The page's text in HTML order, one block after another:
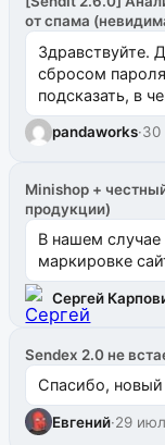
от спама
Здравствуйте.
сбросом
подсказать, в
одноименном
pandaworks·30
Minishop +
продукции)
В нашем
маркировке
Сергей
Sendex 2.0 не
Спасибо,
Евгений·29